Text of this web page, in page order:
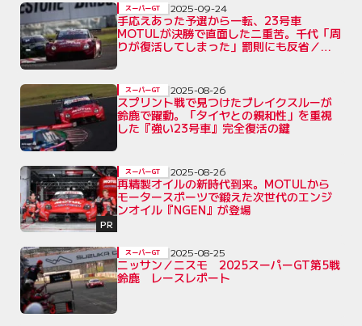
手応えあった予選から一転、23号車
MOTULが決勝で直面した二重苦。千代「周
りが復活してしまった」罰則にも反省／第6
スーパーGT 2025-09-24
スプリント戦で見つけたブレイクスルーが
鈴鹿で躍動。「タイヤとの親和性」を重視
した『強い23号車』完全復活の鍵
スーパーGT 2025-08-26
PR
再精製オイルの新時代到来。MOTULから
モータースポーツで鍛えた次世代のエンジ
ンオイル『NGEN』が登場
スーパーGT 2025-08-26
ニッサン／ニスモ 2025スーパーGT第5戦
鈴鹿 レースレポート
スーパーGT 2025-08-25